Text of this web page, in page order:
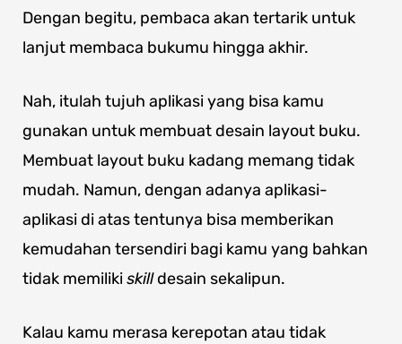
Dengan begitu, pembaca akan tertarik untuk
lanjut membaca bukumu hingga akhir.
Nah, itulah tujuh aplikasi yang bisa kamu
gunakan untuk membuat desain layout buku.
Membuat layout buku kadang memang tidak
mudah. Namun, dengan adanya aplikasi-
aplikasi di atas tentunya bisa memberikan
kemudahan tersendiri bagi kamu yang bahkan
tidak memilikiskilldesain sekalipun.
Kalau kamu merasa kerepotan atau tidak